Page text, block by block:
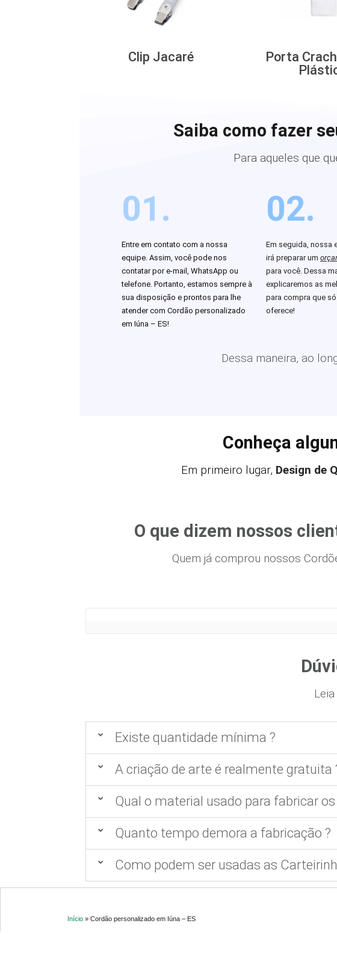
Clip Jacaré
Porta
Saiba como fazer
Para aqueles que
01.
Entre em contato com a nossa
equipe. Assim, você pode nos
contatar por e-mail, WhatsApp ou
telefone. Portanto, estamos sempre à
sua disposição e prontos para lhe
atender com Cordão personalizado
em Iúna – ES!
02.
Em seguida, nossa
irá preparar um
para você. Dessa
explicaremos as
para compra que
oferece!
Dessa maneira, ao
Conheça
Em primeiro lugar, Design de
O que dizem nossos
Quem já comprou nossos
Existe quantidade mínima ?
A criação de arte é realmente gratuita
Qual o material usado para fabricar
Quanto tempo demora a fabricação ?
Como podem ser usadas as
Início » Cordão personalizado em Iúna – ES